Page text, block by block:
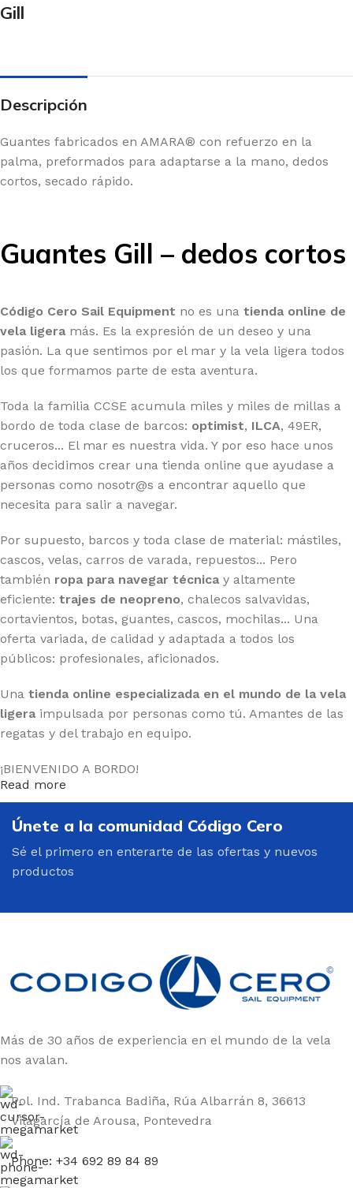
Funda orza y timón
Funda vela
Gill
Descripción
Guantes fabricados en AMARA® con refuerzo en la
palma, preformados para adaptarse a la mano, dedos
cortos, secado rápido.
Guantes Gill – dedos cortos
Código Cero Sail Equipment no es una tienda online de
vela ligera más. Es la expresión de un deseo y una
pasión. La que sentimos por el mar y la vela ligera todos
los que formamos parte de esta aventura.
Toda la familia CCSE acumula miles y miles de millas a
bordo de toda clase de barcos: optimist, ILCA, 49ER,
cruceros... El mar es nuestra vida. Y por eso hace unos
años decidimos crear una tienda online que ayudase a
personas como nosotr@s a encontrar aquello que
necesita para salir a navegar.
Por supuesto, barcos y toda clase de material: mástiles,
cascos, velas, carros de varada, repuestos... Pero
también ropa para navegar técnica y altamente
eficiente: trajes de neopreno, chalecos salvavidas,
cortavientos, botas, guantes, cascos, mochilas... Una
oferta variada, de calidad y adaptada a todos los
públicos: profesionales, aficionados.
Una tienda online especializada en el mundo de la vela
ligera impulsada por personas como tú. Amantes de las
regatas y del trabajo en equipo.
¡BIENVENIDO A BORDO!
Read more
Únete a la comunidad Código Cero
Sé el primero en enterarte de las ofertas y nuevos
productos
Más de 30 años de experiencia en el mundo de la vela
nos avalan.
Pol. Ind. Trabanca Badiña, Rúa Albarrán 8, 36613
Vilagarcía de Arousa, Pontevedra
Phone: +34 692 89 84 89